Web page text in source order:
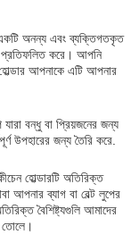
অনন্য এবং ব্যক্তিগতকৃত
প্রতিফলিত করে। আপনি
আপনাকে এটি আপনার
যারা বন্ধু বা প্রিয়জনের জন্য
উপহারের জন্য তৈরি করে.
হোল্ডারটি অতিরিক্ত
আপনার ব্যাগ বা বেল্ট লুপের
বৈশিষ্ট্যগুলি আমাদের
তোলে।